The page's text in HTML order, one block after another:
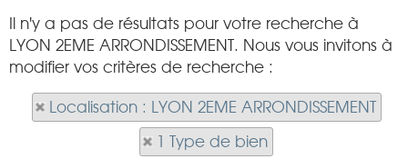
Il n'y a pas de résultats pour votre recherche à
LYON 2EME ARRONDISSEMENT. Nous vous invitons à
modifier vos critères de recherche :
Localisation : LYON 2EME ARRONDISSEMENT
1 Type de bien